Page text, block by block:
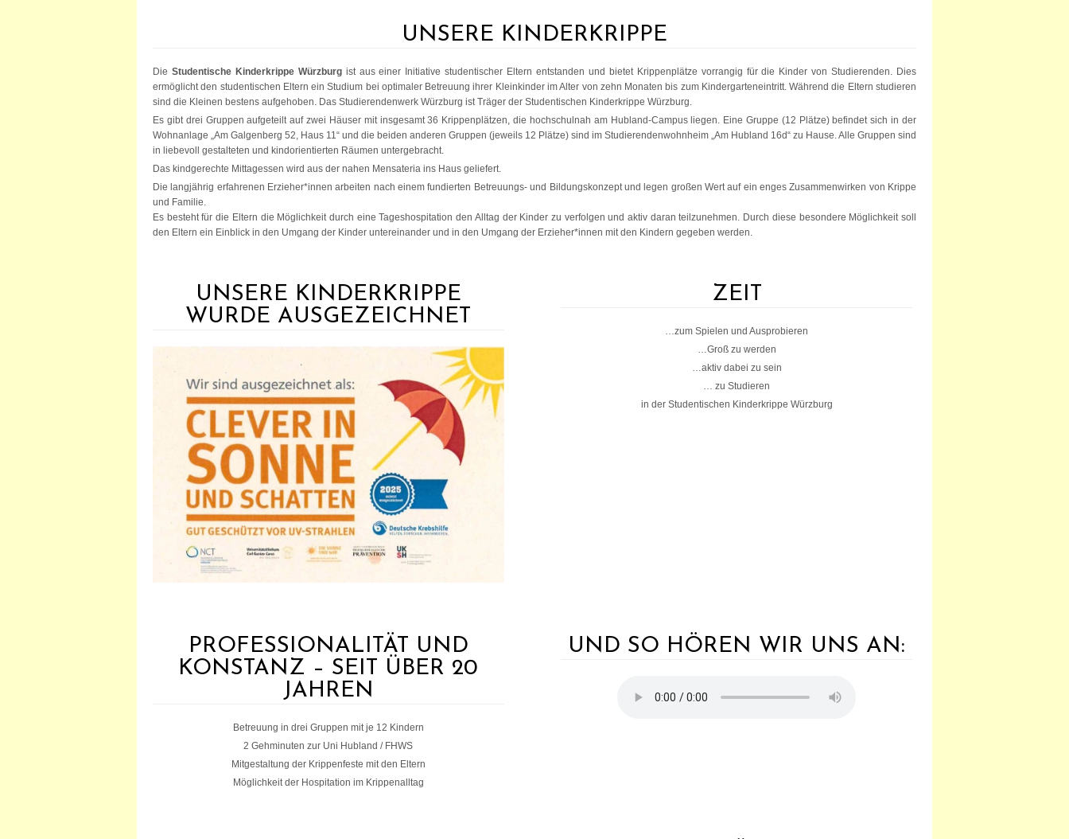
UNSERE KINDERKRIPPE
Die Studentische Kinderkrippe Würzburgist aus einer Initiative studentischer Eltern entstanden und bietet Krippenplätze vorrangig für die Kinder von Studierenden. Dies
ermöglicht den studentischen Eltern ein Studium bei optimaler Betreuung ihrer Kleinkinder im Alter von zehn Monaten bis zum Kindergarteneintritt. Während die Eltern studieren
sind die Kleinen bestens aufgehoben. Das Studierendenwerk Würzburg ist Träger der Studentischen Kinderkrippe Würzburg.
Es gibt drei Gruppen aufgeteilt auf zwei Häuser mit insgesamt 36 Krippenplätzen, die hochschulnah am Hubland-Campus liegen. Eine Gruppe (12 Plätze) befindet sich in der
Wohnanlage „Am Galgenberg 52, Haus 11“ und die beiden anderen Gruppen (jeweils 12 Plätze) sind im Studierendenwohnheim „Am Hubland 16d“ zu Hause. Alle Gruppen sind
in liebevoll gestalteten und kindorientierten Räumen untergebracht.
Das kindgerechte Mittagessen wird aus der nahen Mensateria ins Haus geliefert.
Die langjährig erfahrenen Erzieher*innen arbeiten nach einem fundierten Betreuungs- und Bildungskonzept und legen großen Wert auf ein enges Zusammenwirken von Krippe
und Familie.
Es besteht für die Eltern die Möglichkeit durch eine Tageshospitation den Alltag der Kinder zu verfolgen und aktiv daran teilzunehmen. Durch diese besondere Möglichkeit soll
den Eltern ein Einblick in den Umgang der Kinder untereinander und in den Umgang der Erzieher*innen mit den Kindern gegeben werden.
UNSERE KINDERKRIPPE
WURDE AUSGEZEICHNET
ZEIT
…zum Spielen und Ausprobieren
…Groß zu werden
…aktiv dabei zu sein
… zu Studieren
in der Studentischen Kinderkrippe Würzburg
PROFESSIONALITÄT UND
KONSTANZ – SEIT ÜBER 20
JAHREN
Betreuung in drei Gruppen mit je 12 Kindern
2 Gehminuten zur Uni Hubland / FHWS
Mitgestaltung der Krippenfeste mit den Eltern
Möglichkeit der Hospitation im Krippenalltag
UND SO HÖREN WIR UNS AN: